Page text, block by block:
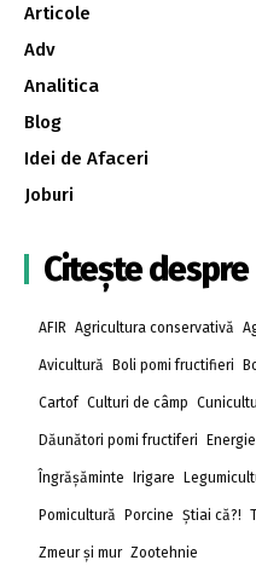
Articole
Adv
Analitica
Blog
Idei de Afaceri
Joburi
Citește despre
AFIR Agricultura conservativă
Avicultură Boli pomi fructifieri
Cartof Culturi de câmp
Dăunători pomi fructiferi
Îngrășăminte Irigare
Pomicultură Porcine Știai că?!
Zmeur și mur Zootehnie